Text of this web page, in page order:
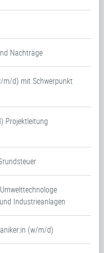
Nachträge
m/d) mit Schwerpunkt
Projektleitung
Industrieanlagen
(w/m/d)